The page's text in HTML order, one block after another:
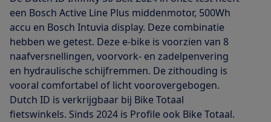
een Bosch Active Line Plus middenmotor, 500Wh
accu en Bosch Intuvia display. Deze combinatie
hebben we getest. Deze e-bike is voorzien van 8
naafversnellingen, voorvork- en zadelpenvering
en hydraulische schijfremmen. De zithouding is
vooral comfortabel of licht voorovergebogen.
Dutch ID is verkrijgbaar bij Bike Totaal
fietswinkels. Sinds 2024 is Profile ook Bike Totaal.